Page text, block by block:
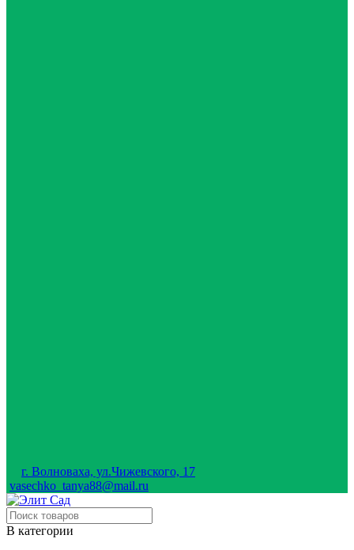
г. Волноваха, ул.Чижевского, 17
vasechko_tanya88@mail.ru
В категории